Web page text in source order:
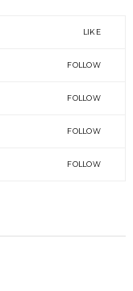
LIKE
FOLLOW
FOLLOW
FOLLOW
FOLLOW